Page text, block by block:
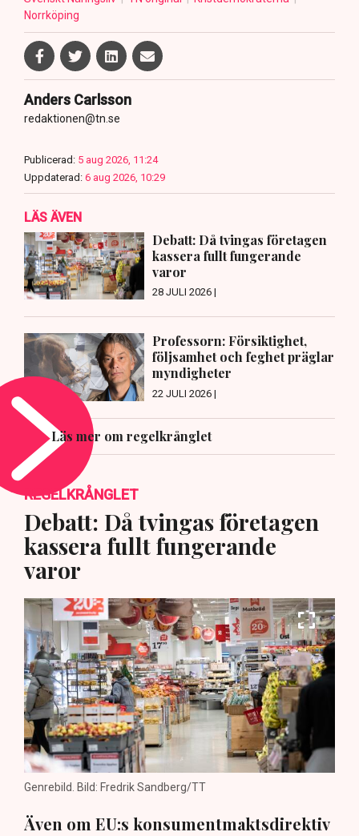
Norrköping
Anders Carlsson
redaktionen@tn.se
Publicerad: 5 aug 2026, 11:24
Uppdaterad: 6 aug 2026, 10:29
LÄS ÄVEN
Debatt: Då tvingas företagen
kassera fullt fungerande
varor
28 JULI 2026 |
Professorn: Försiktighet,
följsamhet och feghet präglar
myndigheter
22 JULI 2026 |
Läs mer om regelkrånglet
REGELKRÅNGLET
Debatt: Då tvingas företagen
kassera fullt fungerande
varor
Genrebild. Bild: Fredrik Sandberg/TT
Även om EU:s konsumentmaktsdirektiv